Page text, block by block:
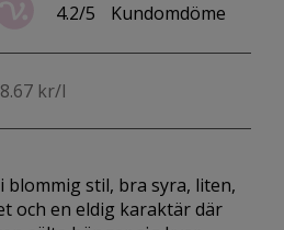
4.2/5 Kundomdöme
kr/l
stil, bra syra, liten,
och en eldig karaktär där